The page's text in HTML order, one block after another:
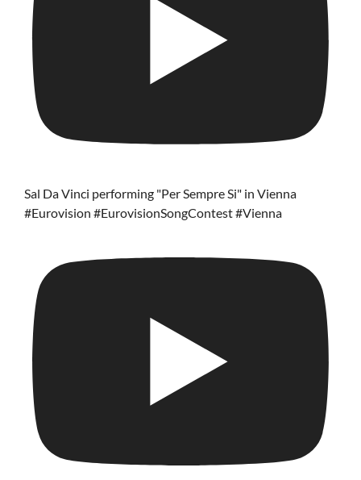
Sal Da Vinci performing "Per Sempre Si" in Vienna
#Eurovision #EurovisionSongContest #Vienna